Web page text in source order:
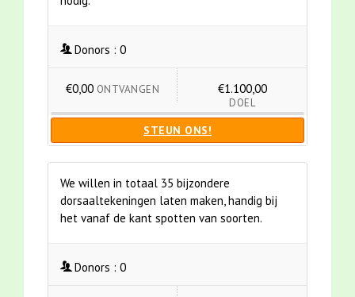
Donors : 0
€0,00 ONTVANGEN €1.100,00
DOEL
STEUN ONS!
We willen in totaal 35 bijzondere
dorsaaltekeningen laten maken, handig bij
het vanaf de kant spotten van soorten.
Donors : 0